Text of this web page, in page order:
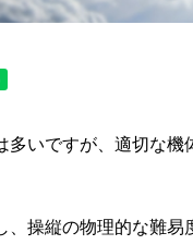
多いですが、適切な
操縦の物理的な難